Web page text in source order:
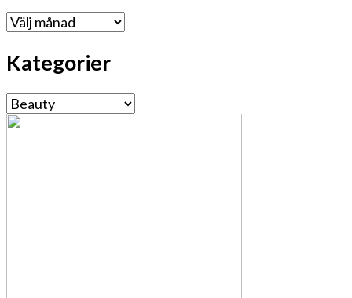
Arkiv
Kategorier
Kategorier